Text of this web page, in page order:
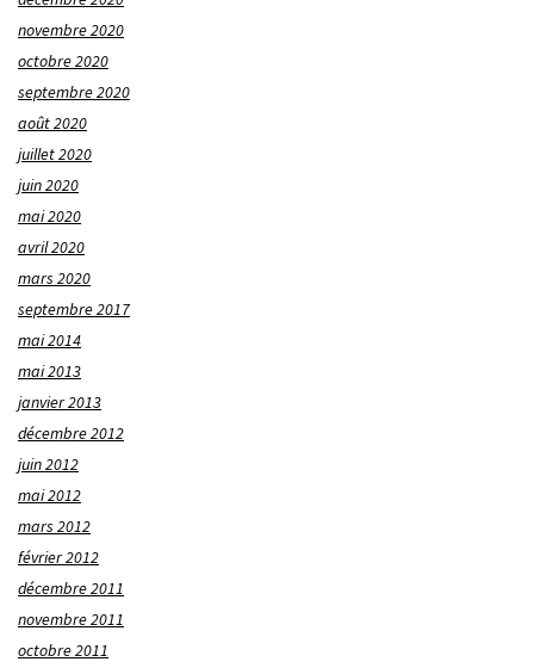
novembre 2020
octobre 2020
septembre 2020
août 2020
juillet 2020
juin 2020
mai 2020
avril 2020
mars 2020
septembre 2017
mai 2014
mai 2013
janvier 2013
décembre 2012
juin 2012
mai 2012
mars 2012
février 2012
décembre 2011
novembre 2011
octobre 2011